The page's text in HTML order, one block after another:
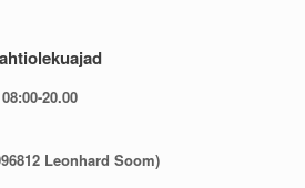
20.00
Leonhard Soom)